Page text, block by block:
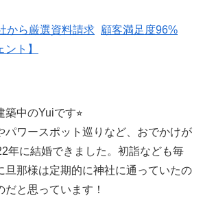
から厳選資料請求 顧客満足度96%
ント】
築中のYuiです⭐︎
パワースポット巡りなど、おでかけが
年に結婚できました。初詣なども毎
旦那様は定期的に神社に通っていたの
と思っています！